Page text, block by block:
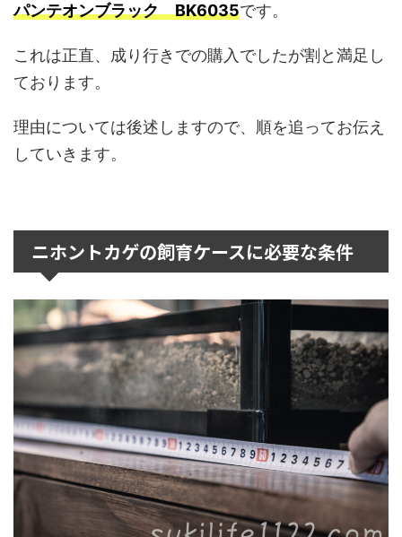
パンテオンブラック BK6035です。
これは正直、成り行きでの購入でしたが割と満足し
ております。
理由については後述しますので、順を追ってお伝え
していきます。
ニホントカゲの飼育ケースに必要な条件